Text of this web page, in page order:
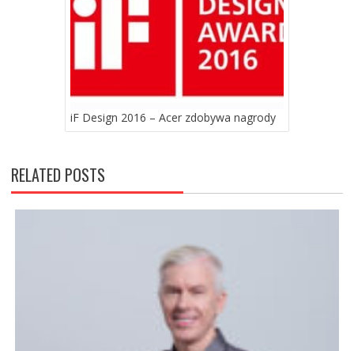
iF Design 2016 – Acer zdobywa nagrody
RELATED POSTS